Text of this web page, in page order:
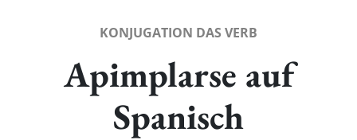
KONJUGATION DAS VERB
Apimplarse auf
Spanisch